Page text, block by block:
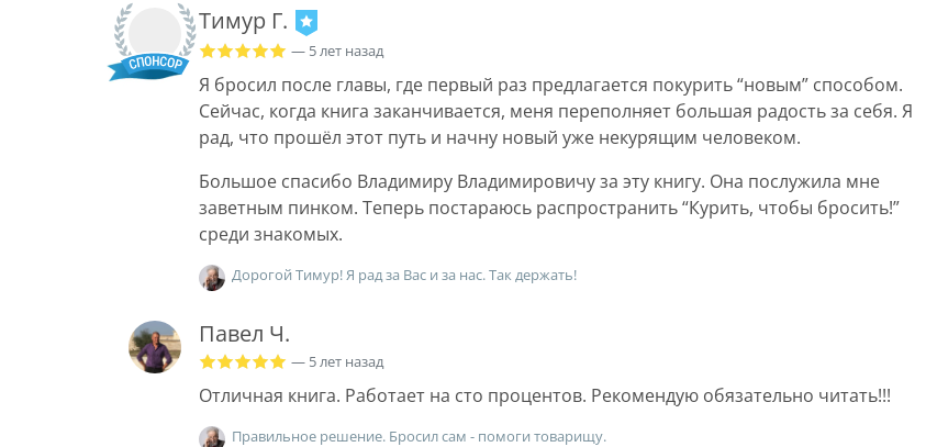
Тимур Г.
— 5 лет назад
Я бросил после главы, где первый раз предлагается покурить “новым” способом.
Сейчас, когда книга заканчивается, меня переполняет большая радость за себя. Я
рад, что прошёл этот путь и начну новый уже некурящим человеком.
Большое спасибо Владимиру Владимировичу за эту книгу. Она послужила мне
заветным пинком. Теперь постараюсь распространить “Курить, чтобы бросить!”
среди знакомых.
Дорогой Тимур! Я рад за Вас и за нас. Так держать!
Павел Ч.
— 5 лет назад
Отличная книга. Работает на сто процентов. Рекомендую обязательно читать!!!
Правильное решение. Бросил сам - помоги товарищу.